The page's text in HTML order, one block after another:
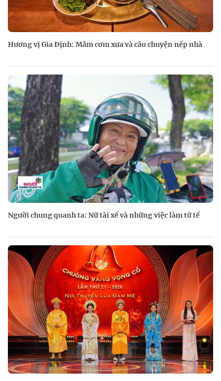
Hương vị Gia Định: Mâm cơm xưa và câu chuyện nếp nhà
Người chung quanh ta: Nữ tài xế và những việc làm tử tế